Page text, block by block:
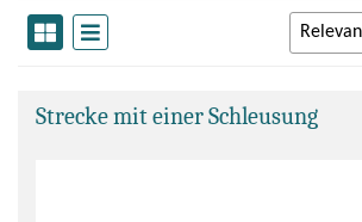
Strecke mit einer Schleusung